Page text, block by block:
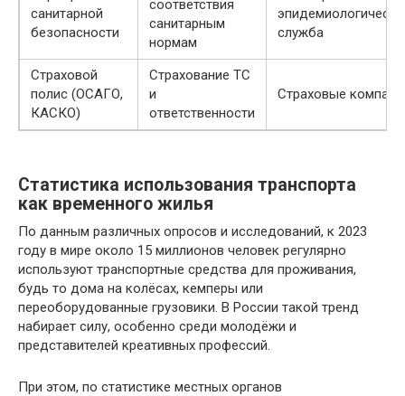
санитарной
безопасности
соответствия
санитарным
нормам
служба
Страховой
полис (ОСАГО,
КАСКО)
Страхование ТС
и
ответственности
Страховые
Статистика использования транспорта
как временного жилья
По данным различных опросов и исследований, к 2023
году в мире около 15 миллионов человек регулярно
используют транспортные средства для проживания,
будь то дома на колёсах, кемперы или
переоборудованные грузовики. В России такой тренд
набирает силу, особенно среди молодёжи и
представителей креативных профессий.
При этом, по статистике местных органов